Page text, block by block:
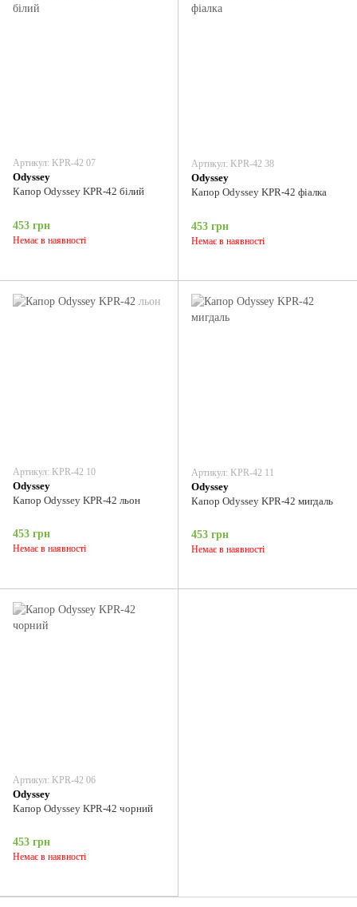
Артикул: KPR-42 07
Odyssey
Капор Odyssey KPR-42 білий
453 грн
Немає в наявності
Артикул: KPR-42 38
Odyssey
Капор Odyssey KPR-42 фіалка
453 грн
Немає в наявності
Артикул: KPR-42 10
Odyssey
Капор Odyssey KPR-42 льон
453 грн
Немає в наявності
Артикул: KPR-42 11
Odyssey
Капор Odyssey KPR-42 мигдаль
453 грн
Немає в наявності
Артикул: KPR-42 06
Odyssey
Капор Odyssey KPR-42 чорний
453 грн
Немає в наявності